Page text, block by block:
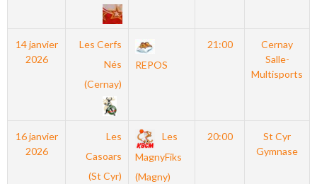
14 janvier
2026
Les Cerfs
Nés
(Cernay)
REPOS
21:00
Cernay
Salle-
Multisports
16 janvier
2026
Les
Casoars
(St Cyr)
Les
MagnyFiks
(Magny)
20:00
St Cyr
Gymnase